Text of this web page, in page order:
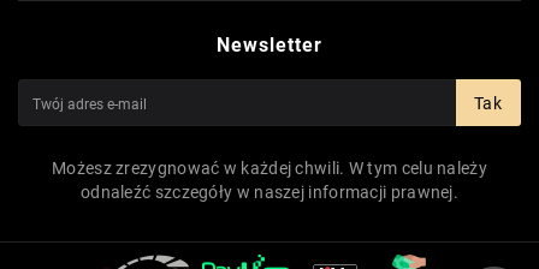
Newsletter
Tak
Możesz zrezygnować w każdej chwili. W tym celu należy
odnaleźć szczegóły w naszej informacji prawnej.